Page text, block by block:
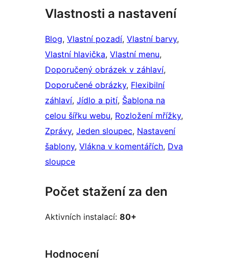
Vlastnosti a nastavení
Blog, Vlastní pozadí, Vlastní barvy
Vlastní hlavička, Vlastní menu
Doporučený obrázek v záhlaví
Doporučené obrázky, Flexibilní
záhlaví, Jídlo a pití, Šablona na
celou šířku webu, Rozložení mřížky
Zprávy, Jeden sloupec, Nastavení
šablony, Vlákna v komentářích, Dva
sloupce
Počet stažení za den
Aktivních instalací: 80+
Hodnocení